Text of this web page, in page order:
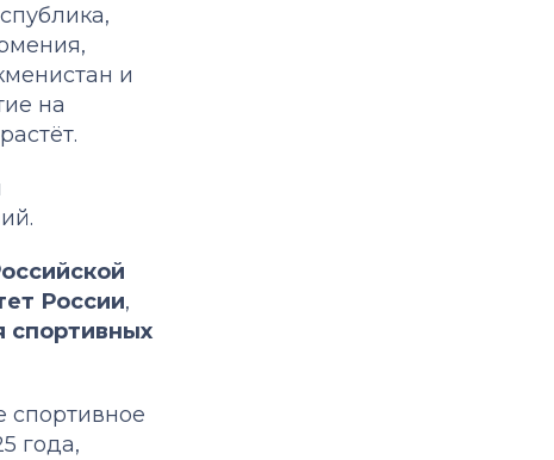
и
на
России,
спортивных
спортивное
года,